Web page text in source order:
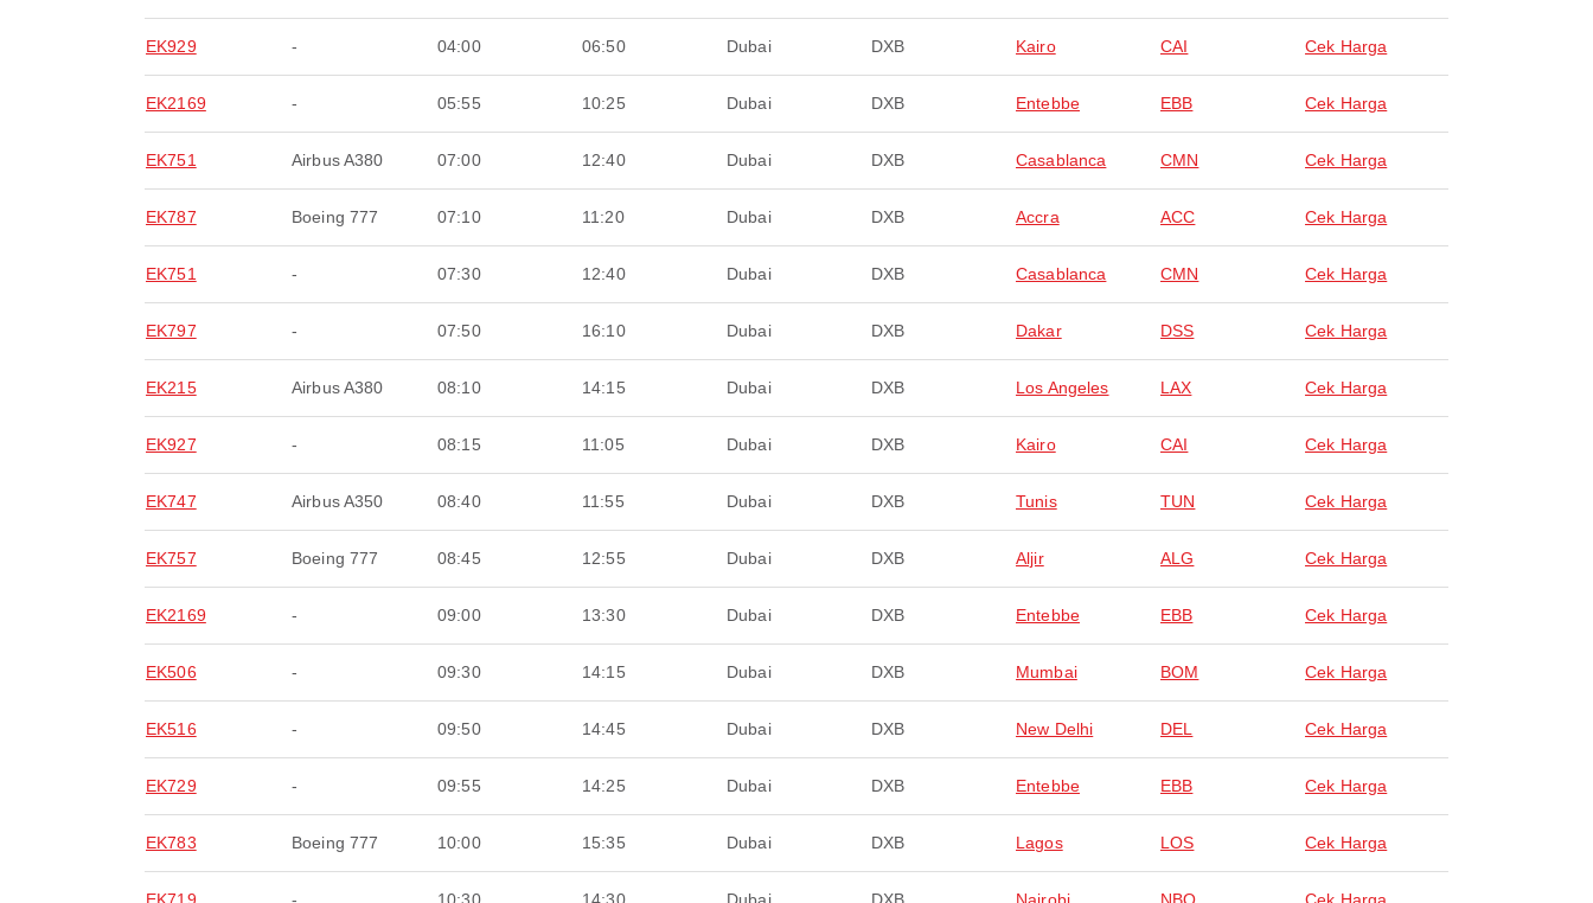
EK929 - 04:00 06:50 Dubai DXB Kairo CAI Cek Harga
EK2169 - 05:55 10:25 Dubai DXB Entebbe EBB Cek Harga
EK751 Airbus A380 07:00 12:40 Dubai DXB Casablanca CMN Cek Harga
EK787 Boeing 777 07:10 11:20 Dubai DXB Accra ACC Cek Harga
EK751 - 07:30 12:40 Dubai DXB Casablanca CMN Cek Harga
EK797 - 07:50 16:10 Dubai DXB Dakar DSS Cek Harga
EK215 Airbus A380 08:10 14:15 Dubai DXB Los Angeles LAX Cek Harga
EK927 - 08:15 11:05 Dubai DXB Kairo CAI Cek Harga
EK747 Airbus A350 08:40 11:55 Dubai DXB Tunis TUN Cek Harga
EK757 Boeing 777 08:45 12:55 Dubai DXB Aljir ALG Cek Harga
EK2169 - 09:00 13:30 Dubai DXB Entebbe EBB Cek Harga
EK506 - 09:30 14:15 Dubai DXB Mumbai BOM Cek Harga
EK516 - 09:50 14:45 Dubai DXB New Delhi DEL Cek Harga
EK729 - 09:55 14:25 Dubai DXB Entebbe EBB Cek Harga
EK783 Boeing 777 10:00 15:35 Dubai DXB Lagos LOS Cek Harga